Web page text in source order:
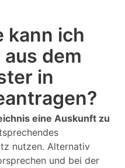
kann ich
dem
in
eine Auskunft zu
nutzen. Alternativ
und bei der